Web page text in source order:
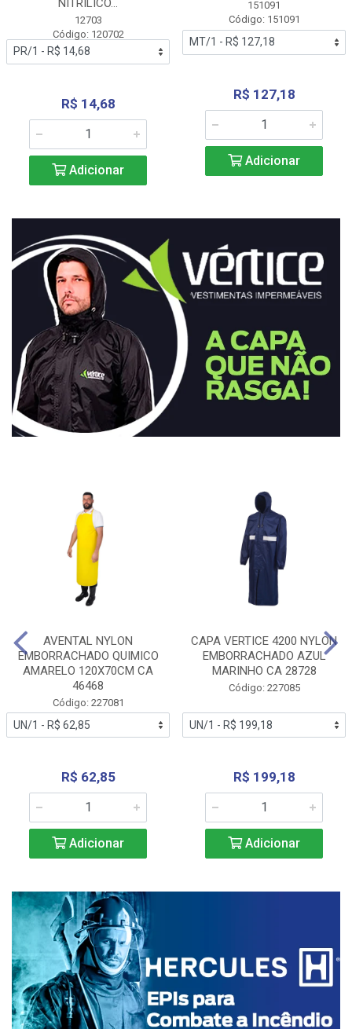
NITRÍLICO...
12703
Código: 120702
R$ 14,68
Adicionar
151091
Código: 151091
R$ 127,18
Adicionar
AVENTAL NYLON
EMBORRACHADO QUIMICO
AMARELO 120X70CM CA
46468
Código: 227081
R$ 62,85
Adicionar
CAPA VERTICE 4200 NYLON
EMBORRACHADO AZUL
MARINHO CA 28728
Código: 227085
R$ 199,18
Adicionar